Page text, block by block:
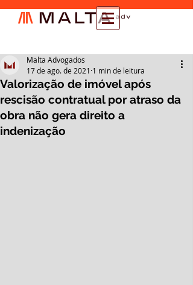
Valorização de imóvel após
rescisão contratual por atraso da
obra não gera direito a
indenização
Malta Advogados
17 de ago. de 2021 1 min de leitura